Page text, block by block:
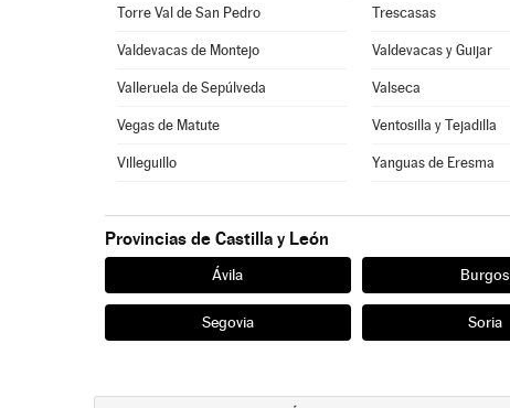
Torre Val de San Pedro Trescasas
Valdevacas de Montejo Valdevacas y Guijar
Valleruela de Sepúlveda Valseca
Vegas de Matute Ventosilla y Tejadilla
Villeguillo Yanguas de Eresma
Provincias de Castilla y León
Ávila Burgos
Segovia Soria